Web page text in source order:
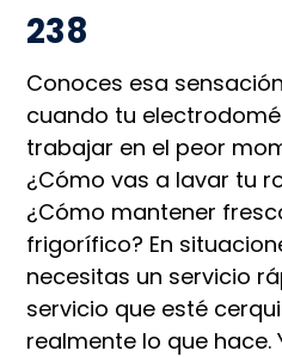
238
Conoces esa
cuando tu
trabajar en el peor
¿Cómo vas a lavar tu
¿Cómo mantener
frigorífico? En
necesitas un servicio
servicio que esté
realmente lo que hace.